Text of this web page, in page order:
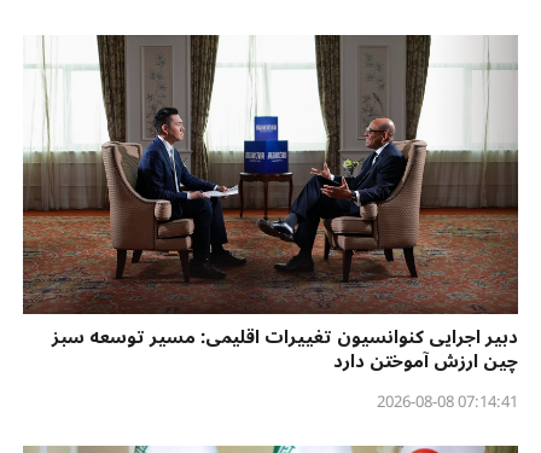
دبیر اجرایی کنوانسیون تغییرات اقلیمی: مسیر توسعه سبز
چین ارزش آموختن دارد
07:14:41 2026-08-08